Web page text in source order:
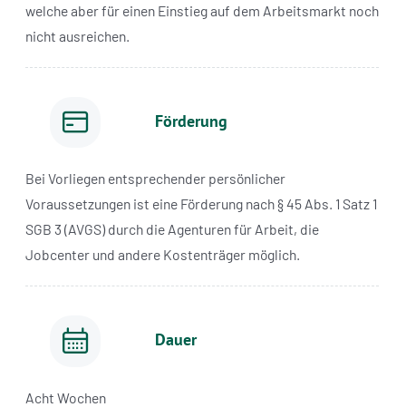
welche aber für einen Einstieg auf dem Arbeitsmarkt noch
nicht ausreichen.
Förderung
Bei Vorliegen entsprechender persönlicher
Voraussetzungen ist eine Förderung nach § 45 Abs. 1 Satz 1
SGB 3 (AVGS) durch die Agenturen für Arbeit, die
Jobcenter und andere Kostenträger möglich.
Dauer
Acht Wochen